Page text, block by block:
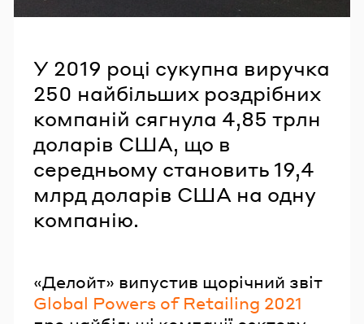
У 2019 році сукупна виручка
250 найбільших роздрібних
компаній сягнула 4,85 трлн
доларів США, що в
середньому становить 19,4
млрд доларів США на одну
компанію.
«Делойт» випустив щорічний звіт
Global Powers of Retailing 2021